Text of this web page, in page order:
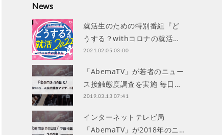
News
就活生のための特別番組『ど
うする？withコロナの就活…
2021.02.05 03:00
「AbemaTV」が若者のニュー
ス接触態度調査を実施 毎日…
2019.03.13 07:41
インターネットテレビ局
「AbemaTV」が2018年のニ…